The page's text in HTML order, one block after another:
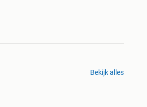
Bekijk alles